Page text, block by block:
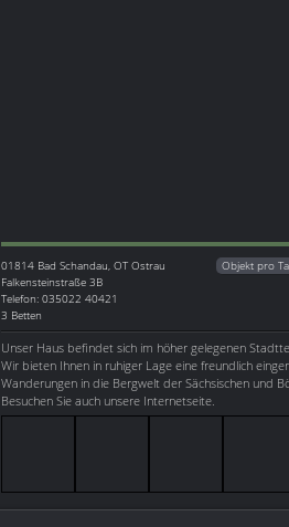
01814 Bad Schandau, OT Ostrau
Falkensteinstraße 3B
Telefon: 035022 40421
3 Betten
Objekt pro
Unser Haus befindet sich im höher gelegenen
Wir bieten Ihnen in ruhiger Lage eine freundlich
Wanderungen in die Bergwelt der Sächsischen und
Besuchen Sie auch unsere Internetseite.